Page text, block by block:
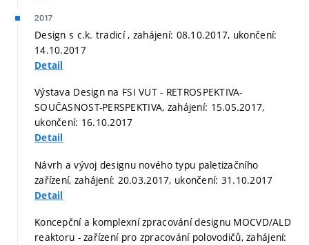
2017
Design s c.k. tradicí , zahájení: 08.10.2017, ukončení:
14.10.2017
Detail
Výstava Design na FSI VUT - RETROSPEKTIVA-
SOUČASNOST-PERSPEKTIVA, zahájení: 15.05.2017,
ukončení: 16.10.2017
Detail
Návrh a vývoj designu nového typu paletizačního
zařízení, zahájení: 20.03.2017, ukončení: 31.10.2017
Detail
Koncepční a komplexní zpracování designu MOCVD/ALD
reaktoru - zařízení pro zpracování polovodičů, zahájení: